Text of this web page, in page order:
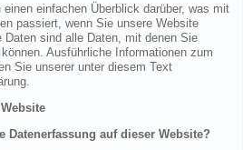
einfachen Überblick darüber, was mit
passiert, wenn Sie unsere Website
Daten sind alle Daten, mit denen Sie
Ausführliche Informationen zum
Sie unserer unter diesem Text
auf dieser Website?